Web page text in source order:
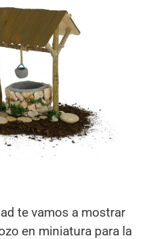
te vamos a mostrar
en miniatura para la